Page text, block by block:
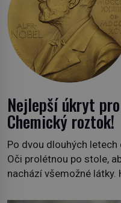
Nejlepší úkryt
Chemický roztok!
Po dvou dlouhých
Oči prolétnou po stole,
nachází všemožné látky.